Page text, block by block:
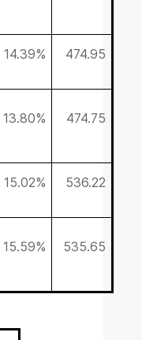
14.39% 474.95
13.80% 474.75
15.02% 536.22
15.59% 535.65